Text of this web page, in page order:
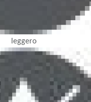
leggero